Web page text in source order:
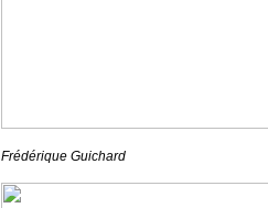
Frédérique Guichard